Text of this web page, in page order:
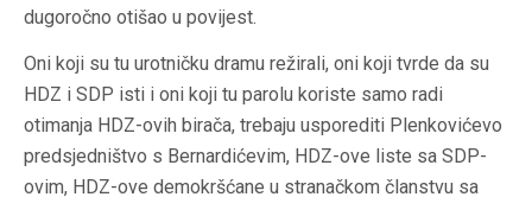
dugoročno otišao u povijest.
Oni koji su tu urotničku dramu režirali, oni koji tvrde da su
HDZ i SDP isti i oni koji tu parolu koriste samo radi
otimanja HDZ-ovih birača, trebaju usporediti Plenkovićevo
predsjedništvo s Bernardićevim, HDZ-ove liste sa SDP-
ovim, HDZ-ove demokršćane u stranačkom članstvu sa